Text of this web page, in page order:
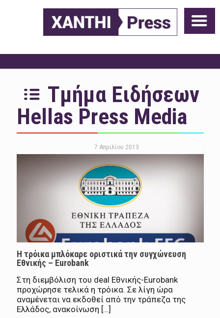
Τμήμα Ειδήσεων
Hellas Press Media
7 Απριλίου 2013
Η τρόικα μπλόκαρε οριστικά την συγχώνευση
Εθνικής – Eurobank
Στη διεμβόλιση του deal Eθνικής-Eurobank
προχώρησε τελικά η τρόικα. Σε λίγη ώρα
αναμένεται να εκδοθεί από την τράπεζα της
Ελλάδος, ανακοίνωση […]